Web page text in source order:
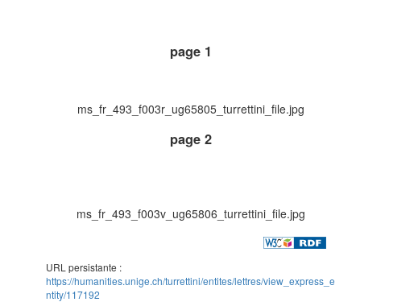
page 1
ms_fr_493_f003r_ug65805_turrettini_file.jpg
page 2
ms_fr_493_f003v_ug65806_turrettini_file.jpg
URL persistante :
https://humanities.unige.ch/turrettini/entites/lettres/view_express_e
ntity/117192